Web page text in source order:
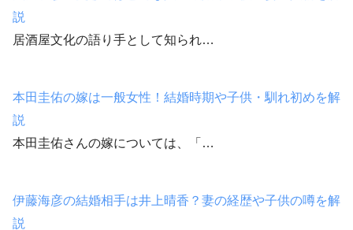
説
居酒屋文化の語り手として知られ…
本田圭佑の嫁は一般女性！結婚時期や子供・馴れ初めを解
説
本田圭佑さんの嫁については、「…
伊藤海彦の結婚相手は井上晴香？妻の経歴や子供の噂を解
説